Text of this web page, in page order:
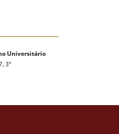
Universitário
3º